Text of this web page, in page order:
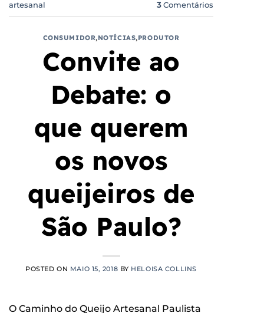
artesanal
3Comentários
CONSUMIDOR,NOTÍCIAS,PRODUTOR
Convite ao
Debate: o
que querem
os novos
queijeiros de
São Paulo?
POSTED ON MAIO 15, 2018 BY HELOISA COLLINS
O Caminho do Queijo Artesanal Paulista